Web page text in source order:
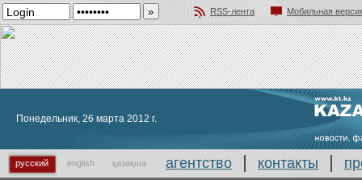
RSS-лента
Мобильная
Понедельник, 26 марта 2012 г.
русский english қазақша агентство контакты